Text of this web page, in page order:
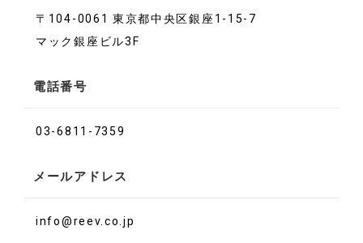
〒104-0061 東京都中央区銀座1-15-7
マック銀座ビル3F
電話番号
03-6811-7359
メールアドレス
info@reev.co.jp